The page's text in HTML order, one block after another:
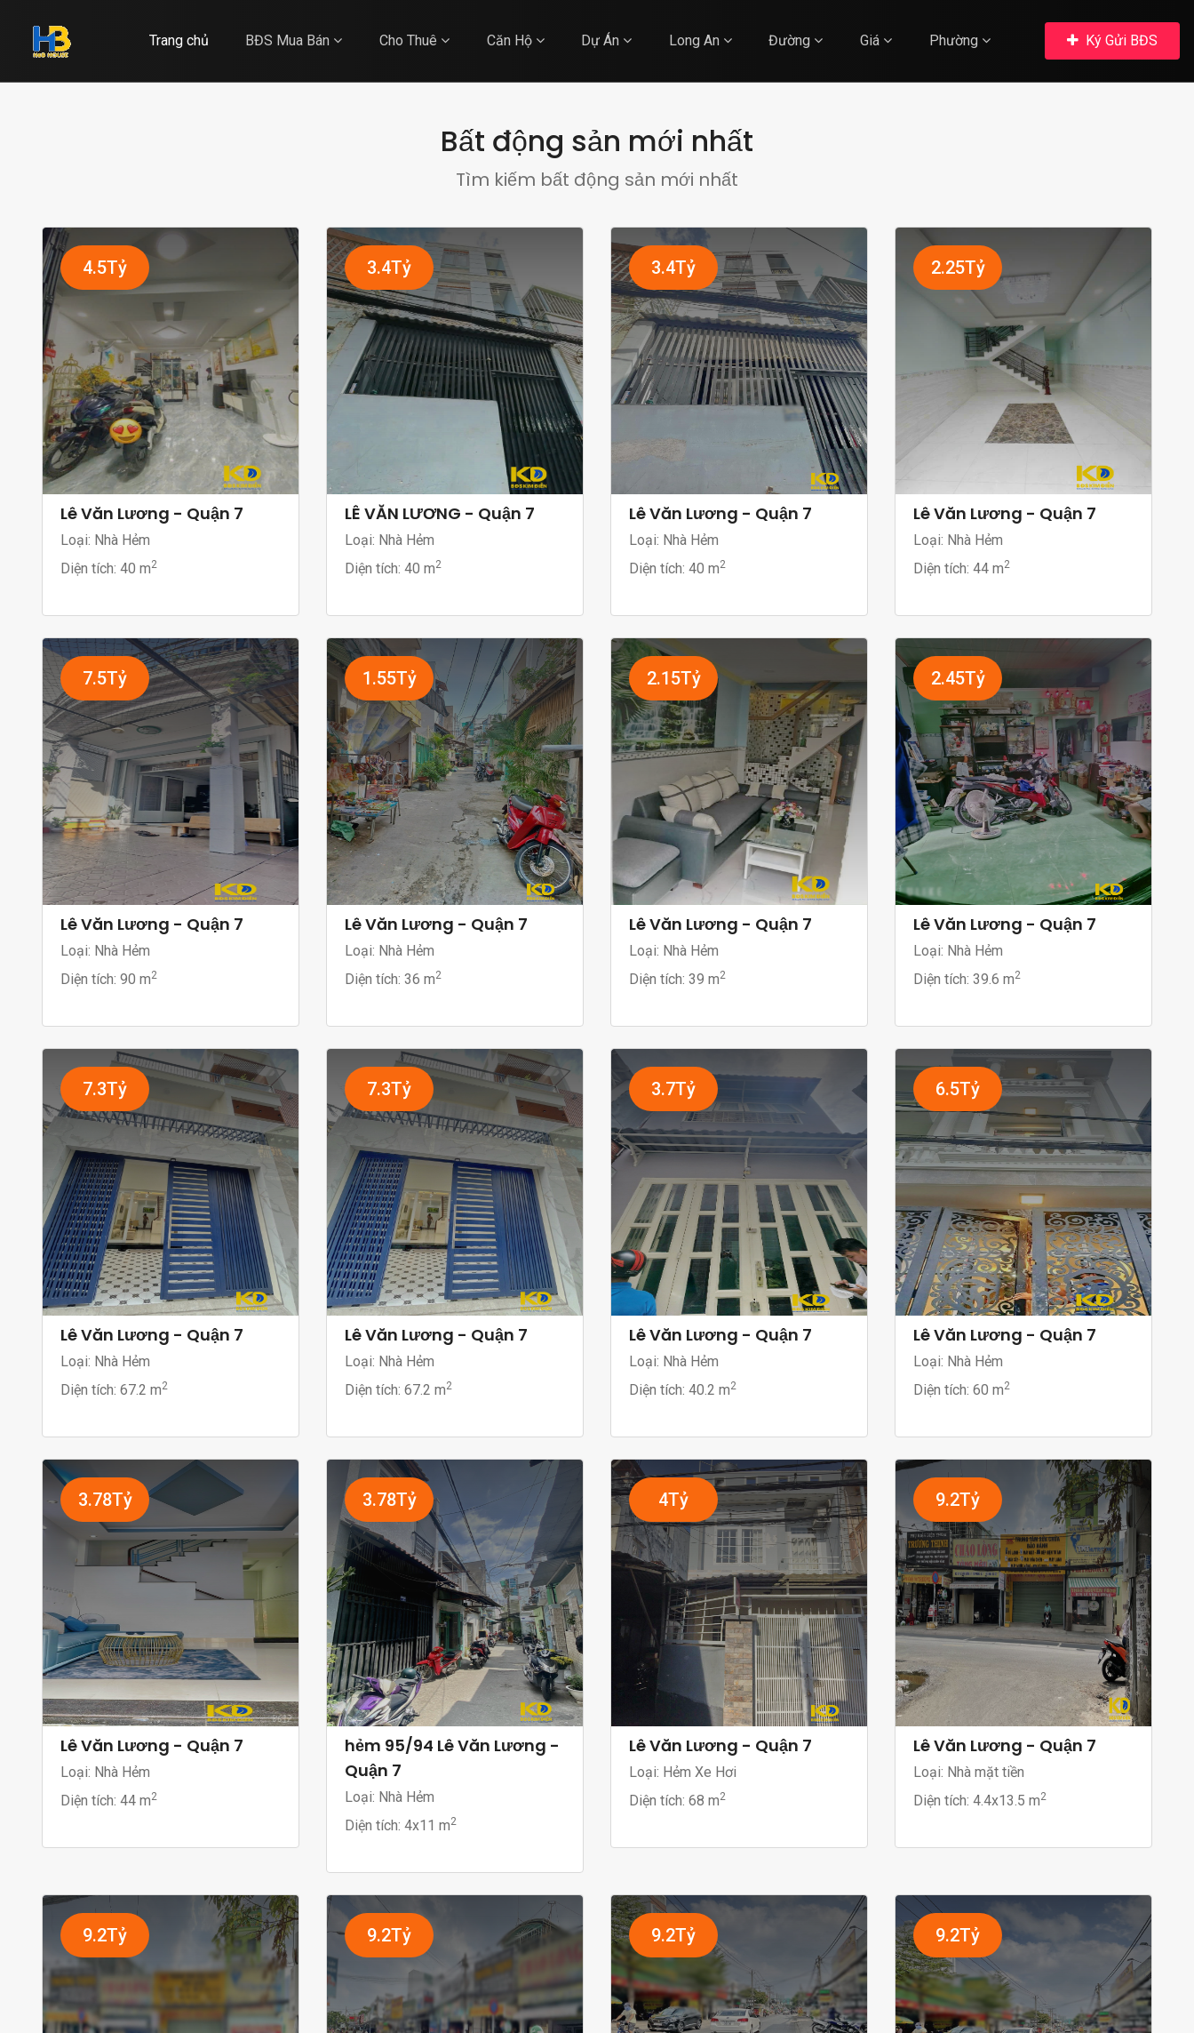
Trang chủ BĐS Mua Bán Cho Thuê Căn Hộ Dự Án Long An Đường Giá Phường Ký Gửi BĐS
Bất động sản mới nhất
Tìm kiếm bất động sản mới nhất
4.5Tỷ
Lê Văn Lương - Quận 7
Loại: Nhà Hẻm
Diện tích: 40 m2
3.4Tỷ
LÊ VĂN LƯƠNG - Quận 7
Loại: Nhà Hẻm
Diện tích: 40 m2
3.4Tỷ
Lê Văn Lương - Quận 7
Loại: Nhà Hẻm
Diện tích: 40 m2
2.25Tỷ
Lê Văn Lương - Quận 7
Loại: Nhà Hẻm
Diện tích: 44 m2
7.5Tỷ
Lê Văn Lương - Quận 7
Loại: Nhà Hẻm
Diện tích: 90 m2
1.55Tỷ
Lê Văn Lương - Quận 7
Loại: Nhà Hẻm
Diện tích: 36 m2
2.15Tỷ
Lê Văn Lương - Quận 7
Loại: Nhà Hẻm
Diện tích: 39 m2
2.45Tỷ
Lê Văn Lương - Quận 7
Loại: Nhà Hẻm
Diện tích: 39.6 m2
7.3Tỷ
Lê Văn Lương - Quận 7
Loại: Nhà Hẻm
Diện tích: 67.2 m2
7.3Tỷ
Lê Văn Lương - Quận 7
Loại: Nhà Hẻm
Diện tích: 67.2 m2
3.7Tỷ
Lê Văn Lương - Quận 7
Loại: Nhà Hẻm
Diện tích: 40.2 m2
6.5Tỷ
Lê Văn Lương - Quận 7
Loại: Nhà Hẻm
Diện tích: 60 m2
3.78Tỷ
Lê Văn Lương - Quận 7
Loại: Nhà Hẻm
Diện tích: 44 m2
3.78Tỷ
hẻm 95/94 Lê Văn Lương -
Quận 7
Loại: Nhà Hẻm
Diện tích: 4x11 m2
4Tỷ
Lê Văn Lương - Quận 7
Loại: Hẻm Xe Hơi
Diện tích: 68 m2
9.2Tỷ
Lê Văn Lương - Quận 7
Loại: Nhà mặt tiền
Diện tích: 4.4x13.5 m2
9.2Tỷ 9.2Tỷ 9.2Tỷ 9.2Tỷ